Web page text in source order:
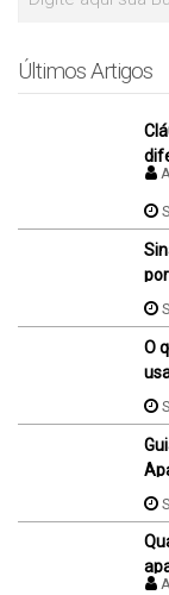
Últimos Artigos
da
na
O
SC